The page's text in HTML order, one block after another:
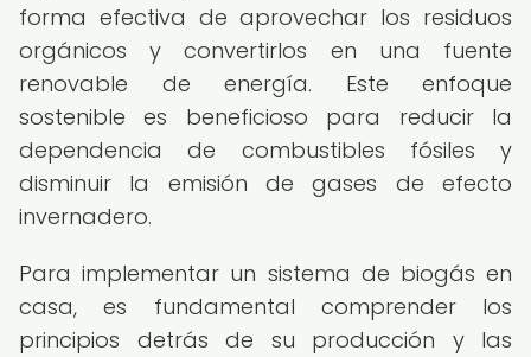
forma efectiva de aprovechar los residuos
orgánicos y convertirlos en una fuente
renovable de energía. Este enfoque
sostenible es beneficioso para reducir la
dependencia de combustibles fósiles y
disminuir la emisión de gases de efecto
invernadero.
Para implementar un sistema de biogás en
casa, es fundamental comprender los
principios detrás de su producción y las